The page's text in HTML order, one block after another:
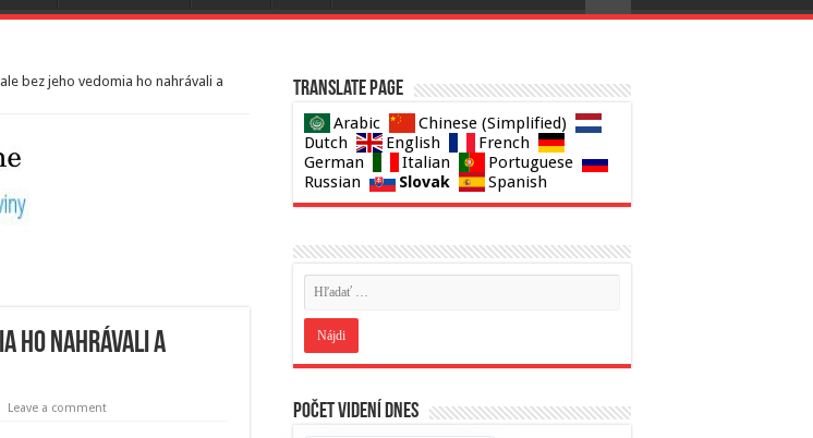
bez jeho vedomia ho nahrávali a
ho nahrávali a
Leave a comment
Translate page
Arabic
Chinese (Simplified)
Dutch
English
French
German
Italian
Portuguese
Russian
Slovak Spanish
Počet videní dnes